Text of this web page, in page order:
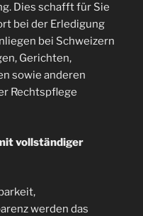
Dies schafft für Sie
bei der Erledigung
bei Schweizern
Gerichten,
sowie anderen
Rechtspflege
vollständiger
werden das